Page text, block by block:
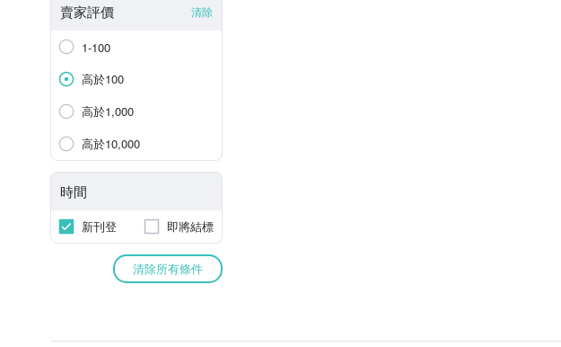
賣家評價 清除
1-100
高於100
高於1,000
高於10,000
時間
新刊登 即將結標
清除所有條件